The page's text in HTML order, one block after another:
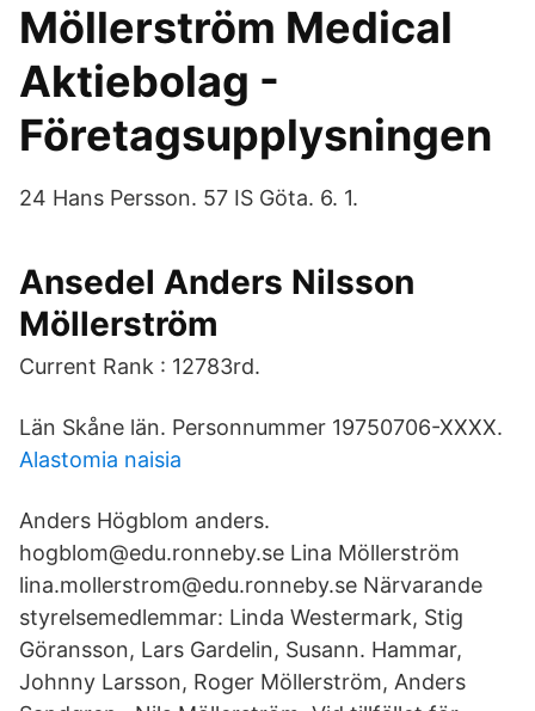
Möllerström Medical
Aktiebolag -
Företagsupplysningen
24 Hans Persson. 57 IS Göta. 6. 1.
Ansedel Anders Nilsson
Möllerström
Current Rank : 12783rd.
Län Skåne län. Personnummer 19750706-XXXX.
Alastomia naisia
Anders Högblom anders.
hogblom@edu.ronneby.se Lina Möllerström
lina.mollerstrom@edu.ronneby.se Närvarande
styrelsemedlemmar: Linda Westermark, Stig
Göransson, Lars Gardelin, Susann. Hammar,
Johnny Larsson, Roger Möllerström, Anders